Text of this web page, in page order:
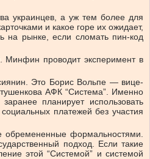
украинцев, а уж тем более для
и какое горе их ожидает,
на рынке, если сломать пин-код
Минфин проводит эксперимент в
Это Борис Вольпе — вице-
АФК “Система”. Именно
планирует использовать
платежей без участия
обремененные формальностями.
подход. Если такие
этой “Системой” и системой